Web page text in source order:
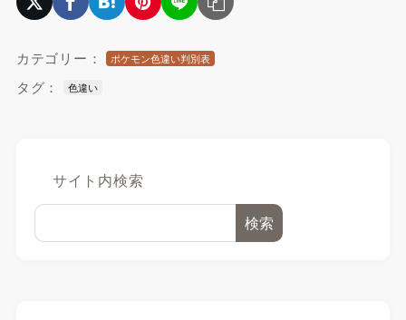
カテゴリー： ポケモン色違い判別表
タグ： 色違い
サイト内検索
検索